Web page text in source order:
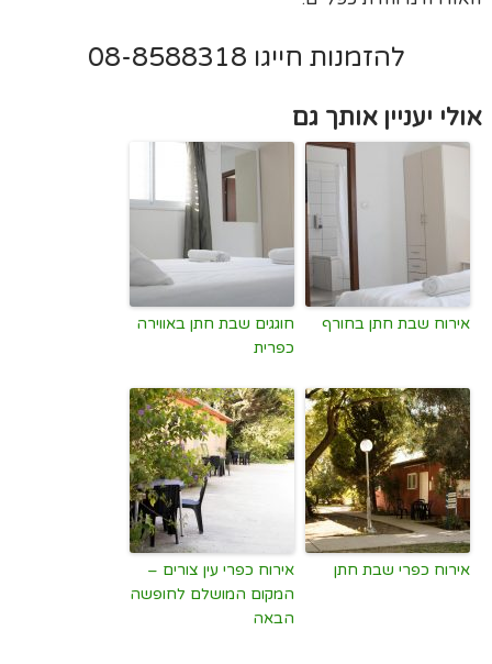
להזמנות חייגו 08-8588318
אולי יעניין אותך גם
אירוח שבת חתן בחורף
חוגגים שבת חתן באווירה
כפרית
אירוח כפרי שבת חתן
אירוח כפרי עין צורים –
המקום המושלם לחופשה
הבאה